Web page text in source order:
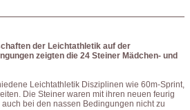
der Leichtathletik auf der
zeigten die 24 Steiner Mädchen- und
Leichtathletik Disziplinen wie 60m-Sprint,
Die Steiner waren mit ihren neuen feurig
bei den nassen Bedingungen nicht zu